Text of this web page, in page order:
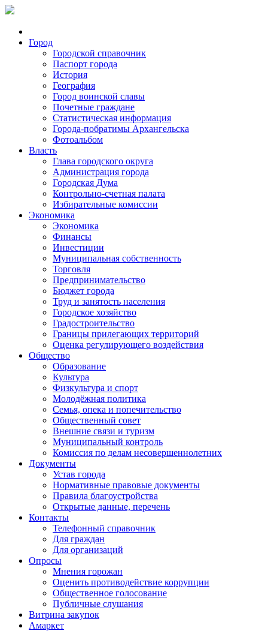
Город
Городской справочник
Паспорт города
История
География
Город воинской славы
Почетные граждане
Статистическая информация
Города-побратимы Архангельска
Фотоальбом
Власть
Глава городского округа
Администрация города
Городская Дума
Контрольно-счетная палата
Избирательные комиссии
Экономика
Экономика
Финансы
Инвестиции
Муниципальная собственность
Торговля
Предпринимательство
Бюджет города
Труд и занятость населения
Городское хозяйство
Градостроительство
Границы прилегающих территорий
Оценка регулирующего воздействия
Общество
Образование
Культура
Физкультура и спорт
Молодёжная политика
Семья, опека и попечительство
Общественный совет
Внешние связи и туризм
Муниципальный контроль
Комиссия по делам несовершеннолетних
Документы
Устав города
Нормативные правовые документы
Правила благоустройства
Открытые данные, перечень
Контакты
Телефонный справочник
Для граждан
Для организаций
Опросы
Мнения горожан
Оценить противодействие коррупции
Общественное голосование
Публичные слушания
Витрина закупок
Амаркет